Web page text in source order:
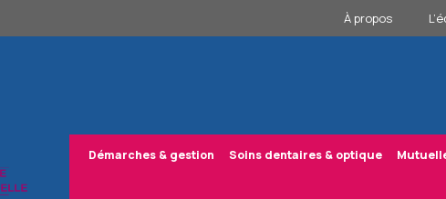
À propos
Démarches & gestion Soins dentaires & optique